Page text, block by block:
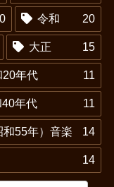
令和 20
大正 15
20年代 11
40年代 11
和55年）音楽 14
14